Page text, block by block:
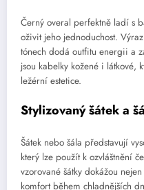
Černý overal perfektně ladí s
oživit jeho jednoduchost.
tónech dodá outfitu energii a
jsou kabelky kožené i
ležérní estetice.
Stylizovaný šátek a
Šátek nebo šála představují
který lze použít k ozvláštnění
vzorované šátky dokážou
komfort během chladnějších